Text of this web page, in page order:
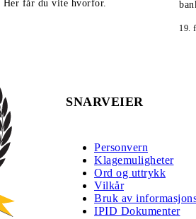
Her får du vite hvorfor.
19.
SNARVEIER
Personvern
Klagemuligheter
Ord og uttrykk
Vilkår
Bruk av
IPID Dokumenter